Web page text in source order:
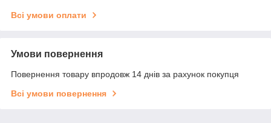
Всі умови оплати
Умови повернення
Повернення товару впродовж 14 днів за рахунок покупця
Всі умови повернення